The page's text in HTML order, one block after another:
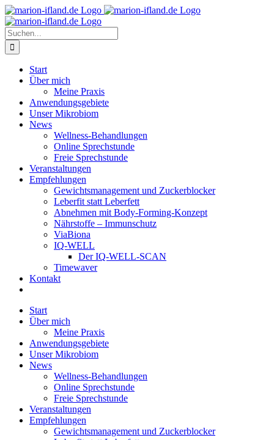
Zum
Inhalt
springen
Suche
nach:
Start
Über mich
Meine Praxis
Anwendungsgebiete
Unser Mikrobiom
News
Wellness-Behandlungen
Online Sprechstunde
Freie Sprechstunde
Veranstaltungen
Empfehlungen
Gewichtsmanagement und Zuckerblocker
Leberfit statt Leberfett
Abnehmen mit Body-Forming-Konzept
Nährstoffe – Immunschutz
ViaBiona
IQ-WELL
Der IQ-WELL-SCAN
Timewaver
Kontakt
Start
Über mich
Meine Praxis
Anwendungsgebiete
Unser Mikrobiom
News
Wellness-Behandlungen
Online Sprechstunde
Freie Sprechstunde
Veranstaltungen
Empfehlungen
Gewichtsmanagement und Zuckerblocker